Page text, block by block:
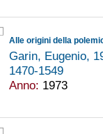
Alle origini della
Garin, Eugenio,
1470-1549
Anno: 1973